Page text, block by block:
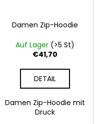
Damen Zip-Hoodie
Auf Lager (>5 St)
€41,70
DETAIL
Damen Zip-Hoodie mit
Druck